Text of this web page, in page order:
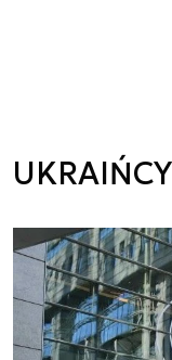
UKRAIŃCY